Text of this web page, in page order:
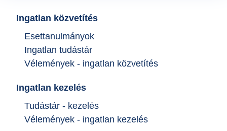
Ingatlan közvetítés
Esettanulmányok
Ingatlan tudástár
Vélemények - ingatlan közvetítés
Ingatlan kezelés
Tudástár - kezelés
Vélemények - ingatlan kezelés